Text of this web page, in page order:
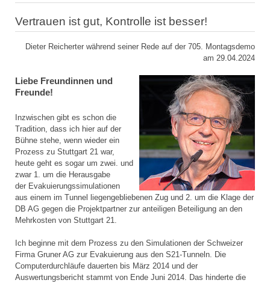
Vertrauen ist gut, Kontrolle ist besser!
Dieter Reicherter während seiner Rede auf der 705. Montagsdemo
am 29.04.2024
Liebe Freundinnen und
Freunde!
Inzwischen gibt es schon die
Tradition, dass ich hier auf der
Bühne stehe, wenn wieder ein
Prozess zu Stuttgart 21 war,
heute geht es sogar um zwei. und
zwar 1. um die Herausgabe
der Evakuierungssimulationen
aus einem im Tunnel liegengebliebenen Zug und 2. um die Klage der
DB AG gegen die Projektpartner zur anteiligen Beteiligung an den
Mehrkosten von Stuttgart 21.
Ich beginne mit dem Prozess zu den Simulationen der Schweizer
Firma Gruner AG zur Evakuierung aus den S21-Tunneln. Die
Computerdurchläufe dauerten bis März 2014 und der
Auswertungsbericht stammt von Ende Juni 2014. Das hinderte die